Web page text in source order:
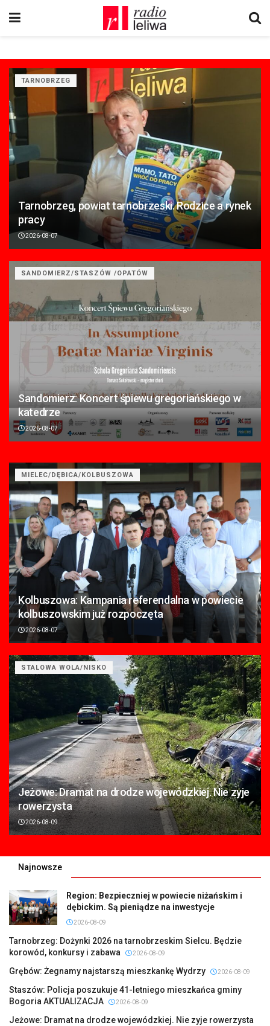
TARNOBRZEG
Tarnobrzeg, powiat tarnobrzeski. Rodzice a rynek
pracy
2026-08-07
SANDOMIERZ/STASZÓW /OPATÓW
Sandomierz: Koncert śpiewu gregoriańskiego w
katedrze
2026-08-07
MIELEC/DĘBICA/KOLBUSZOWA
Kolbuszowa: Kampania referendalna w powiecie
kolbuszowskim już rozpoczęta
2026-08-07
STALOWA WOLA/NISKO
Jeżowe: Dramat na drodze wojewódzkiej. Nie zyje
rowerzysta
2026-08-09
Najnowsze
Region: Bezpieczniej w powiecie niżańskim i
dębickim. Są pieniądze na inwestycje
2026-08-09
Tarnobrzeg: Dożynki 2026 na tarnobrzeskim Sielcu. Będzie
korowód, konkursy i zabawa
2026-08-09
Grębów: Żegnamy najstarszą mieszkankę Wydrzy 2026-08-09
Staszów: Policja poszukuje 41-letniego mieszkańca gminy
Bogoria AKTUALIZACJA
2026-08-09
Jeżowe: Dramat na drodze wojewódzkiej. Nie zyje rowerzysta